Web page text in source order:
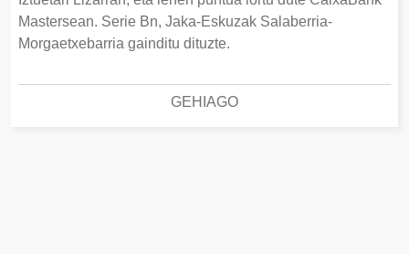
Mastersean. Serie Bn, Jaka-Eskuzak Salaberria-
Morgaetxebarria gainditu dituzte.
GEHIAGO